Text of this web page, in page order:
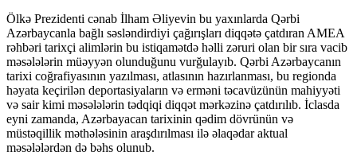
Ölkə Prezidenti cənab İlham Əliyevin bu yaxınlarda Qərbi
Azərbaycanla bağlı səsləndirdiyi çağırışları diqqətə çatdıran AMEA
rəhbəri tarixçi alimlərin bu istiqamətdə həlli zəruri olan bir sıra vacib
məsələlərin müəyyən olunduğunu vurğulayıb. Qərbi Azərbaycanın
tarixi coğrafiyasının yazılması, atlasının hazırlanması, bu regionda
həyata keçirilən deportasiyaların və erməni təcavüzünün mahiyyəti
və sair kimi məsələlərin tədqiqi diqqət mərkəzinə çatdırılıb. İclasda
eyni zamanda, Azərbayacan tarixinin qədim dövrünün və
müstəqillik məthələsinin araşdırılması ilə əlaqədar aktual
məsələlərdən də bəhs olunub.